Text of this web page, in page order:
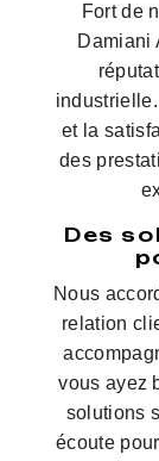
Fort de
Damiani
et la
des
Des
Nous
relation
vous ayez
solutions
écoute